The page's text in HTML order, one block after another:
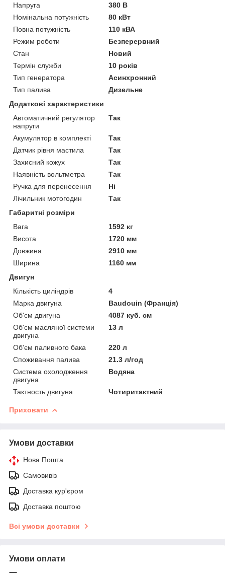
Напруга
380 В
Номінальна потужність
80 кВт
Повна потужність
110 кВА
Режим роботи
Безперервний
Стан
Новий
Термін служби
10 років
Тип генератора
Асинхронний
Тип палива
Дизельне
Додаткові характеристики
Автоматичний регулятор
напруги
Так
Акумулятор в комплекті
Так
Датчик рівня мастила
Так
Захисний кожух
Так
Наявність вольтметра
Так
Ручка для перенесення
Ні
Лічильник мотогодин
Так
Габаритні розміри
Вага
1592 кг
Висота
1720 мм
Довжина
2910 мм
Ширина
1160 мм
Двигун
Кількість циліндрів
4
Марка двигуна
Baudouin (Франція)
Об'єм двигуна
4087 куб. см
Об'єм масляної системи
двигуна
13 л
Об'єм паливного бака
220 л
Споживання палива
21.3 л/год
Система охолодження
двигуна
Водяна
Тактность двигуна Чотиритактний
Приховати
Умови доставки
Нова Пошта
Самовивіз
Доставка кур'єром
Доставка поштою
Всі умови доставки
Умови оплати